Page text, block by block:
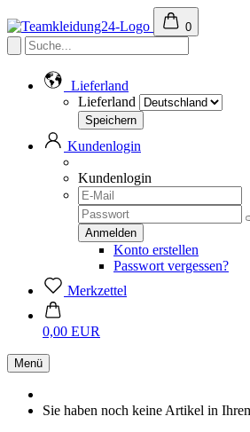
0
Lieferland
Lieferland
Kundenlogin
Kundenlogin
Konto erstellen
Passwort vergessen?
Merkzettel
0,00 EUR
Menü
Sie haben noch keine Artikel in